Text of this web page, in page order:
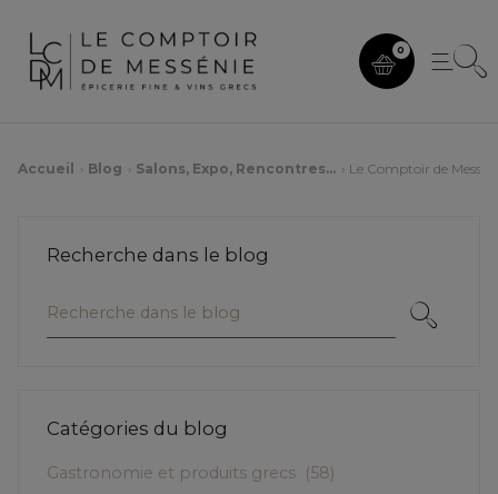
0
Accueil Blog Salons, Expo, Rencontres... Le Comptoir de
Recherche dans le blog
Catégories du blog
Gastronomie et produits grecs (58)